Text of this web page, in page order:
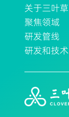
关于三叶草
聚焦领域
研发管线
研发和技术